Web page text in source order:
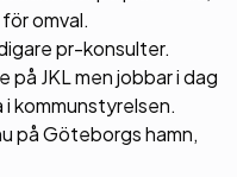
omval.
pr-konsulter.
på JKL men jobbar i dag
kommunstyrelsen.
på Göteborgs hamn,